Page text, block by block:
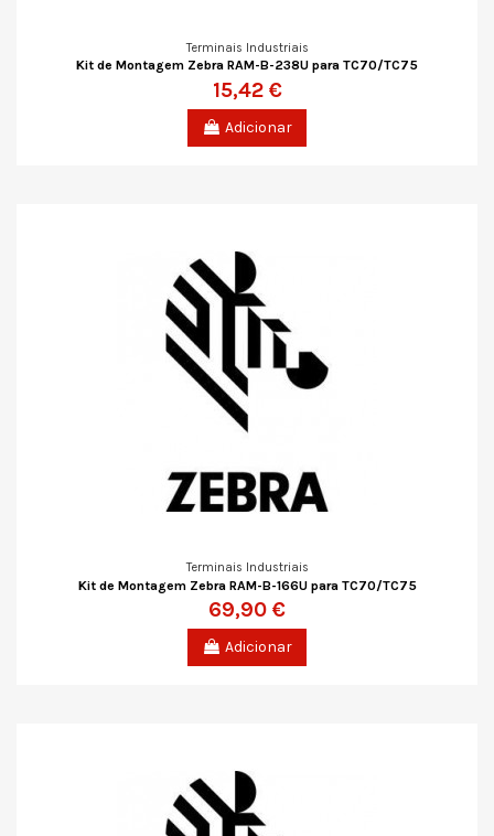
Terminais Industriais
Kit de Montagem Zebra RAM-B-238U para TC70/TC75
15,42 €
Adicionar
Terminais Industriais
Kit de Montagem Zebra RAM-B-166U para TC70/TC75
69,90 €
Adicionar